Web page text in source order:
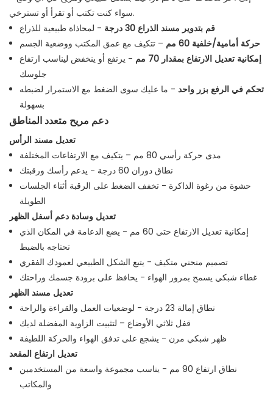
سواء كنت تكتب أو تقرأ أو تسترخي.
قم بتدوير مسند الذراع 30 درجة
- لمحاذاة طبيعية للذراع
حركة أمامية/خلفية 60 مم
– تتكيف مع عمق المكتب ووضعية الجسم
إمكانية تعديل الارتفاع بمقدار 70 مم
- يرتفع أو ينخفض ​​ليناسب ارتفاع
جلوسك
تحكم في الرفع بزر واحد - ما عليك سوى الضغط مع الاستمرار لضبطه
بسهولة
دعم مريح متعدد المناطق
تعديل مسند الرأس
مدى حركة رأسي 80 مم – يتكيف مع الارتفاعات المختلفة
نطاق دوران 60 درجة - يدعم رأسك ورقبتك
حشوة من رغوة الذاكرة - تخفف الضغط على الرقبة أثناء الجلسات
الطويلة
تعديل وسادة دعم أسفل الظهر
إمكانية تعديل الارتفاع حتى 60 مم - يضع الدعامة في المكان الذي
تحتاجه بالضبط
تصميم منحني متكيف - يتبع الشكل الطبيعي لعمودك الفقري
غطاء شبكي يسمح بمرور الهواء - يحافظ على برودة جسمك وراحتك
تعديل مسند الظهر
نطاق إمالة 23 درجة - لوضعيات العمل والقراءة والراحة
قفل ثلاثي الأوضاع – لتثبيت الزاوية المفضلة لديك
ظهر شبكي مرن - يشجع على تدفق الهواء والحركة اللطيفة
تعديل ارتفاع المقعد
نطاق ارتفاع 90 مم - يناسب مجموعة واسعة من المستخدمين
والمكاتب